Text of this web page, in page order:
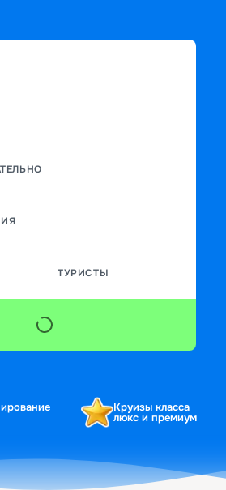
ТУРИСТЫ
Круизы класса
люкс и премиум